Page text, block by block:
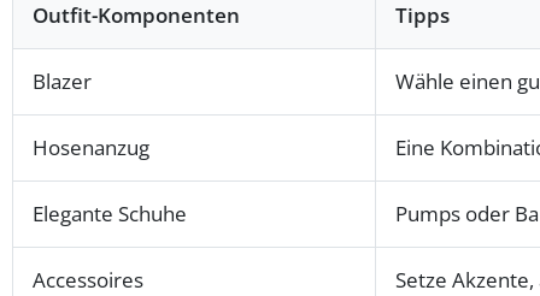
Outfit-Komponenten Tipps
Blazer Wähle einen
Hosenanzug Eine
Elegante Schuhe Pumps oder
Accessoires Setze